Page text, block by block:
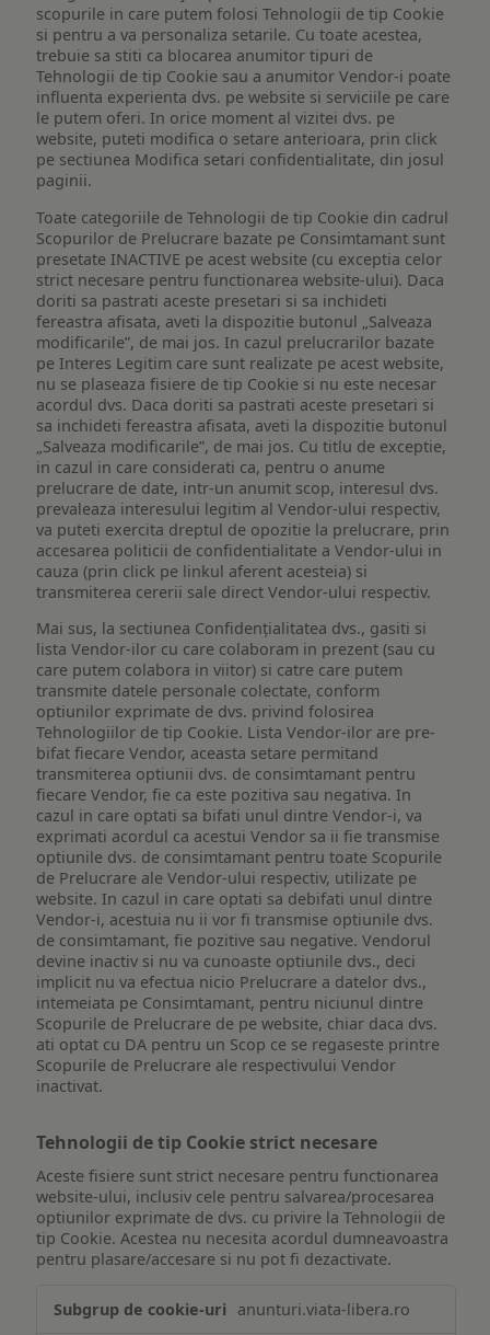
scopurile in care putem folosi Tehnologii de tip Cookie
si pentru a va personaliza setarile. Cu toate acestea,
trebuie sa stiti ca blocarea anumitor tipuri de
Tehnologii de tip Cookie sau a anumitor Vendor-i poate
influenta experienta dvs. pe website si serviciile pe care
le putem oferi. In orice moment al vizitei dvs. pe
website, puteti modifica o setare anterioara, prin click
pe sectiunea Modifica setari confidentialitate, din josul
paginii.
Toate categoriile de Tehnologii de tip Cookie din cadrul
Scopurilor de Prelucrare bazate pe Consimtamant sunt
presetate INACTIVE pe acest website (cu exceptia celor
strict necesare pentru functionarea website-ului). Daca
doriti sa pastrati aceste presetari si sa inchideti
fereastra afisata, aveti la dispozitie butonul „Salveaza
modificarile”, de mai jos. In cazul prelucrarilor bazate
pe Interes Legitim care sunt realizate pe acest website,
nu se plaseaza fisiere de tip Cookie si nu este necesar
acordul dvs. Daca doriti sa pastrati aceste presetari si
sa inchideti fereastra afisata, aveti la dispozitie butonul
„Salveaza modificarile”, de mai jos. Cu titlu de exceptie,
in cazul in care considerati ca, pentru o anume
prelucrare de date, intr-un anumit scop, interesul dvs.
prevaleaza interesului legitim al Vendor-ului respectiv,
va puteti exercita dreptul de opozitie la prelucrare, prin
accesarea politicii de confidentialitate a Vendor-ului in
cauza (prin click pe linkul aferent acesteia) si
transmiterea cererii sale direct Vendor-ului respectiv.
Mai sus, la sectiunea Confidențialitatea dvs., gasiti si
lista Vendor-ilor cu care colaboram in prezent (sau cu
care putem colabora in viitor) si catre care putem
transmite datele personale colectate, conform
optiunilor exprimate de dvs. privind folosirea
Tehnologiilor de tip Cookie. Lista Vendor-ilor are pre-
bifat fiecare Vendor, aceasta setare permitand
transmiterea optiunii dvs. de consimtamant pentru
fiecare Vendor, fie ca este pozitiva sau negativa. In
cazul in care optati sa bifati unul dintre Vendor-i, va
exprimati acordul ca acestui Vendor sa ii fie transmise
optiunile dvs. de consimtamant pentru toate Scopurile
de Prelucrare ale Vendor-ului respectiv, utilizate pe
website. In cazul in care optati sa debifati unul dintre
Vendor-i, acestuia nu ii vor fi transmise optiunile dvs.
de consimtamant, fie pozitive sau negative. Vendorul
devine inactiv si nu va cunoaste optiunile dvs., deci
implicit nu va efectua nicio Prelucrare a datelor dvs.,
intemeiata pe Consimtamant, pentru niciunul dintre
Scopurile de Prelucrare de pe website, chiar daca dvs.
ati optat cu DA pentru un Scop ce se regaseste printre
Scopurile de Prelucrare ale respectivului Vendor
inactivat.
Tehnologii de tip Cookie strict necesare
Aceste fisiere sunt strict necesare pentru functionarea
website-ului, inclusiv cele pentru salvarea/procesarea
optiunilor exprimate de dvs. cu privire la Tehnologii de
tip Cookie. Acestea nu necesita acordul dumneavoastra
pentru plasare/accesare si nu pot fi dezactivate.
de
anunturi.viata-libera.ro